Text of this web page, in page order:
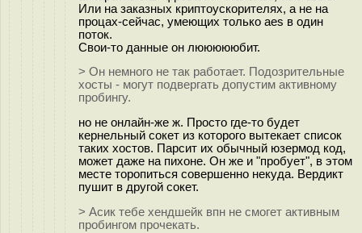
Или на заказных криптоускорителях, а не на
процах-сейчас, умеющих только aes в один
поток.
Свои-то данные он люююююбит.
> Он немного не так работает. Подозрительные
хосты - могут подвергать допустим активному
пробингу.
но не онлайн-же ж. Просто где-то будет
кернельный сокет из которого вытекает список
таких хостов. Парсит их обычный юзермод код,
может даже на пихоне. Он же и "пробует", в этом
месте торопиться совершенно некуда. Вердикт
пушит в другой сокет.
> Асик тебе хендшейк впн не смогет активным
пробингом прочекать.